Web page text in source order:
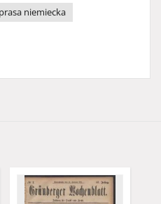
prasa niemiecka